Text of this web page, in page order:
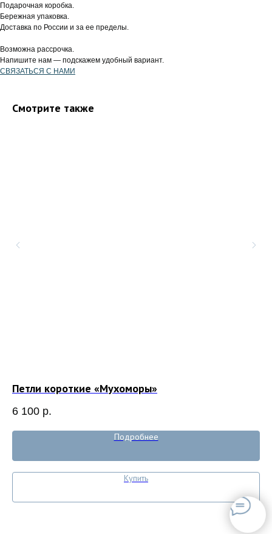
Подарочная коробка.
Бережная упаковка.
Доставка по России и за ее пределы.
Возможна рассрочка.
Напишите нам — подскажем удобный вариант.
СВЯЗАТЬСЯ С НАМИ
Смотрите также
Петли короткие «Мухоморы»
6 100 р.
Подробнее
Купить